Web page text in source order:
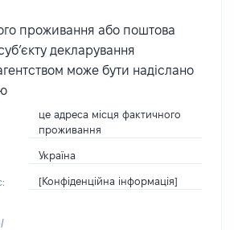
проживання або поштова
декларування
може бути надіслано
це адреса місця фактичного
проживання
Україна
[Конфіденційна інформація]